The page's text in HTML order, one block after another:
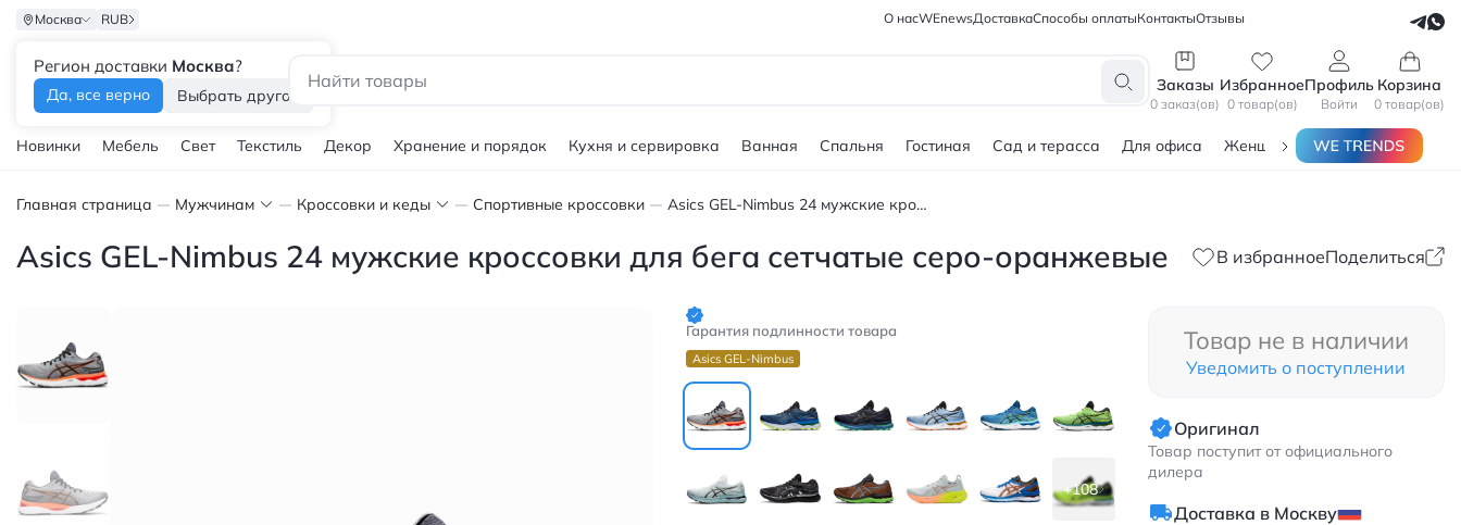
Москва
Регион доставки Москва?
Да, все верно Выбрать другой
RUB О насWEnewsДоставкаСпособы оплатыКонтактыОтзывы
Заказы
0 заказ(ов)
Избранное
0 товар(ов)
Профиль
Войти
Корзина
0 товар(ов)
Новинки Мебель Свет Текстиль Декор Хранение и порядок Кухня и сервировка Ванная Спальня Гостиная Сад и терасса Для офиса Женщинам Мужчинам
Главная страница Мужчинам Кроссовки и кеды Спортивные кроссовки Asics GEL-Nimbus 24 мужские кроссовки для бега сетчатые серо-оранжевые
Asics GEL-Nimbus 24 мужские кроссовки для бега сетчатые серо-оранжевые В избранноеПоделиться
Гарантия подлинности товара
Asics GEL-Nimbus
+108
Товар не в наличии
Уведомить о поступлении
Оригинал
Товар поступит от официального
дилера
Доставка в Москву